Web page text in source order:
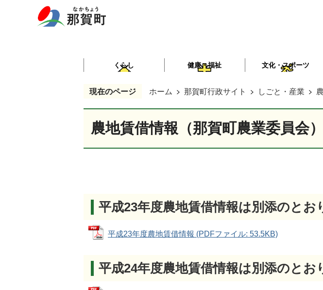
くらし 健康・福祉 文化・スポーツ
現在のページ ホーム 那賀町行政サイト しごと・産業
農地賃借情報（那賀町農業委員会）
平成23年度農地賃借情報は別添のとお
平成23年度農地賃借情報 (PDFファイル: 53.5KB)
平成24年度農地賃借情報は別添のとお